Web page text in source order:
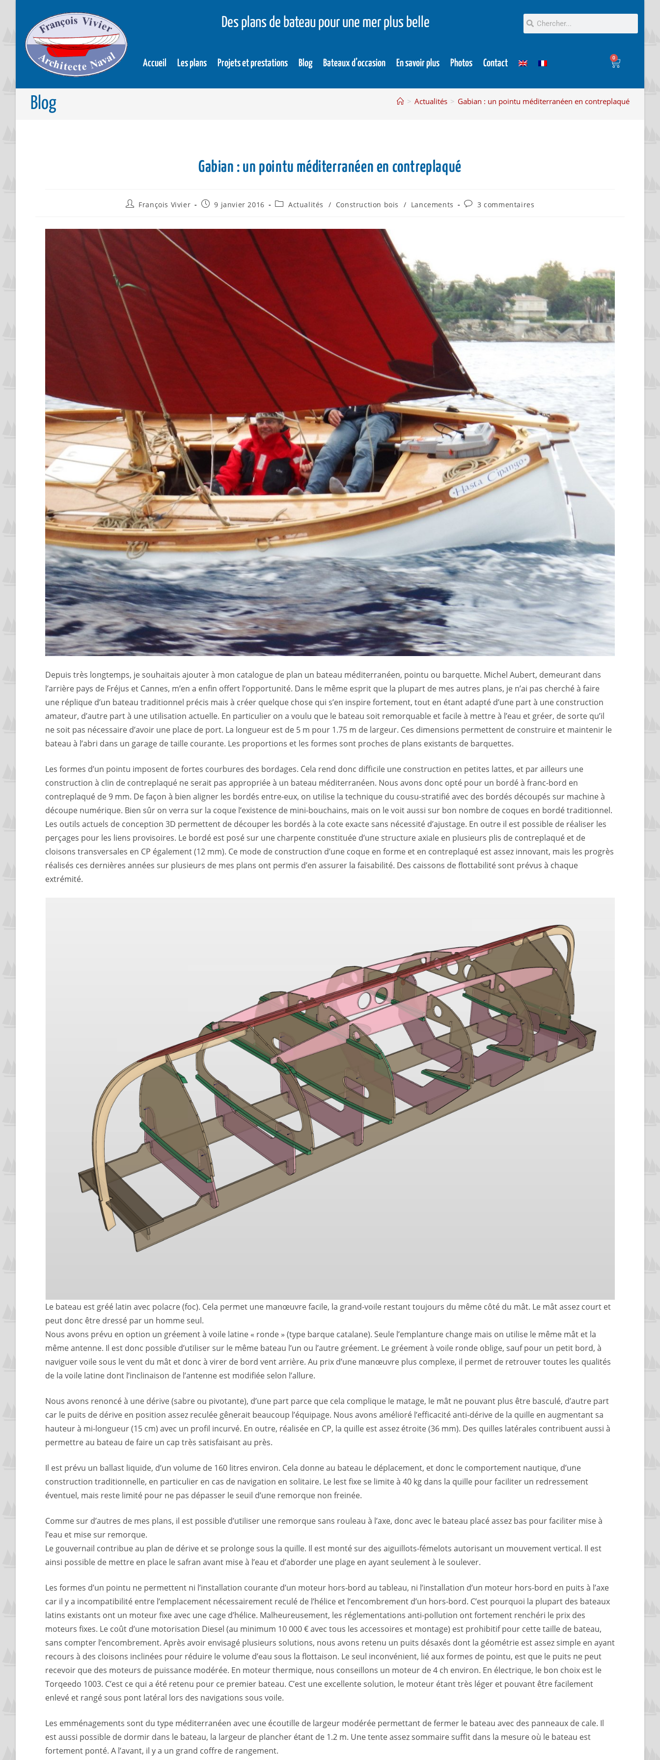
Des plans de bateau pour une mer plus belle
Accueil Les plans Projets et prestations Blog Bateaux d’occasion En savoir plus Photos Contact
0
Blog > Actualités > Gabian : un pointu méditerranéen en contreplaqué
Gabian : un pointu méditerranéen en contreplaqué
François Vivier 9 janvier 2016 Actualités / Construction bois / Lancements 3 commentaires
Depuis très longtemps, je souhaitais ajouter à mon catalogue de plan un bateau méditerranéen, pointu ou barquette. Michel Aubert, demeurant dans
l’arrière pays de Fréjus et Cannes, m’en a enfin offert l’opportunité. Dans le même esprit que la plupart de mes autres plans, je n’ai pas cherché à faire
une réplique d’un bateau traditionnel précis mais à créer quelque chose qui s’en inspire fortement, tout en étant adapté d’une part à une construction
amateur, d’autre part à une utilisation actuelle. En particulier on a voulu que le bateau soit remorquable et facile à mettre à l’eau et gréer, de sorte qu’il
ne soit pas nécessaire d’avoir une place de port. La longueur est de 5 m pour 1.75 m de largeur. Ces dimensions permettent de construire et maintenir le
bateau à l’abri dans un garage de taille courante. Les proportions et les formes sont proches de plans existants de barquettes.
Les formes d’un pointu imposent de fortes courbures des bordages. Cela rend donc difficile une construction en petites lattes, et par ailleurs une
construction à clin de contreplaqué ne serait pas appropriée à un bateau méditerranéen. Nous avons donc opté pour un bordé à franc-bord en
contreplaqué de 9 mm. De façon à bien aligner les bordés entre-eux, on utilise la technique du cousu-stratifié avec des bordés découpés sur machine à
découpe numérique. Bien sûr on verra sur la coque l’existence de mini-bouchains, mais on le voit aussi sur bon nombre de coques en bordé traditionnel.
Les outils actuels de conception 3D permettent de découper les bordés à la cote exacte sans nécessité d’ajustage. En outre il est possible de réaliser les
perçages pour les liens provisoires. Le bordé est posé sur une charpente constituée d’une structure axiale en plusieurs plis de contreplaqué et de
cloisons transversales en CP également (12 mm). Ce mode de construction d’une coque en forme et en contreplaqué est assez innovant, mais les progrès
réalisés ces dernières années sur plusieurs de mes plans ont permis d’en assurer la faisabilité. Des caissons de flottabilité sont prévus à chaque
extrémité.
Le bateau est gréé latin avec polacre (foc). Cela permet une manœuvre facile, la grand-voile restant toujours du même côté du mât. Le mât assez court et
peut donc être dressé par un homme seul.
Nous avons prévu en option un gréement à voile latine « ronde » (type barque catalane). Seule l’emplanture change mais on utilise le même mât et la
même antenne. Il est donc possible d’utiliser sur le même bateau l’un ou l’autre gréement. Le gréement à voile ronde oblige, sauf pour un petit bord, à
naviguer voile sous le vent du mât et donc à virer de bord vent arrière. Au prix d’une manœuvre plus complexe, il permet de retrouver toutes les qualités
de la voile latine dont l’inclinaison de l’antenne est modifiée selon l’allure.
Nous avons renoncé à une dérive (sabre ou pivotante), d’une part parce que cela complique le matage, le mât ne pouvant plus être basculé, d’autre part
car le puits de dérive en position assez reculée gênerait beaucoup l’équipage. Nous avons amélioré l’efficacité anti-dérive de la quille en augmentant sa
hauteur à mi-longueur (15 cm) avec un profil incurvé. En outre, réalisée en CP, la quille est assez étroite (36 mm). Des quilles latérales contribuent aussi à
permettre au bateau de faire un cap très satisfaisant au près.
Il est prévu un ballast liquide, d’un volume de 160 litres environ. Cela donne au bateau le déplacement, et donc le comportement nautique, d’une
construction traditionnelle, en particulier en cas de navigation en solitaire. Le lest fixe se limite à 40 kg dans la quille pour faciliter un redressement
éventuel, mais reste limité pour ne pas dépasser le seuil d’une remorque non freinée.
Comme sur d’autres de mes plans, il est possible d’utiliser une remorque sans rouleau à l’axe, donc avec le bateau placé assez bas pour faciliter mise à
l’eau et mise sur remorque.
Le gouvernail contribue au plan de dérive et se prolonge sous la quille. Il est monté sur des aiguillots-fémelots autorisant un mouvement vertical. Il est
ainsi possible de mettre en place le safran avant mise à l’eau et d’aborder une plage en ayant seulement à le soulever.
Les formes d’un pointu ne permettent ni l’installation courante d’un moteur hors-bord au tableau, ni l’installation d’un moteur hors-bord en puits à l’axe
car il y a incompatibilité entre l’emplacement nécessairement reculé de l’hélice et l’encombrement d’un hors-bord. C’est pourquoi la plupart des bateaux
latins existants ont un moteur fixe avec une cage d’hélice. Malheureusement, les réglementations anti-pollution ont fortement renchéri le prix des
moteurs fixes. Le coût d’une motorisation Diesel (au minimum 10 000 € avec tous les accessoires et montage) est prohibitif pour cette taille de bateau,
sans compter l’encombrement. Après avoir envisagé plusieurs solutions, nous avons retenu un puits désaxés dont la géométrie est assez simple en ayant
recours à des cloisons inclinées pour réduire le volume d’eau sous la flottaison. Le seul inconvénient, lié aux formes de pointu, est que le puits ne peut
recevoir que des moteurs de puissance modérée. En moteur thermique, nous conseillons un moteur de 4 ch environ. En électrique, le bon choix est le
Torqeedo 1003. C’est ce qui a été retenu pour ce premier bateau. C’est une excellente solution, le moteur étant très léger et pouvant être facilement
enlevé et rangé sous pont latéral lors des navigations sous voile.
Les emménagements sont du type méditerranéen avec une écoutille de largeur modérée permettant de fermer le bateau avec des panneaux de cale. Il
est aussi possible de dormir dans le bateau, la largeur de plancher étant de 1.2 m. Une tente assez sommaire suffit dans la mesure où le bateau est
fortement ponté. A l’avant, il y a un grand coffre de rangement.